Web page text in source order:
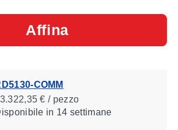
Affina
COMM
€ / pezzo
in 14 settimane